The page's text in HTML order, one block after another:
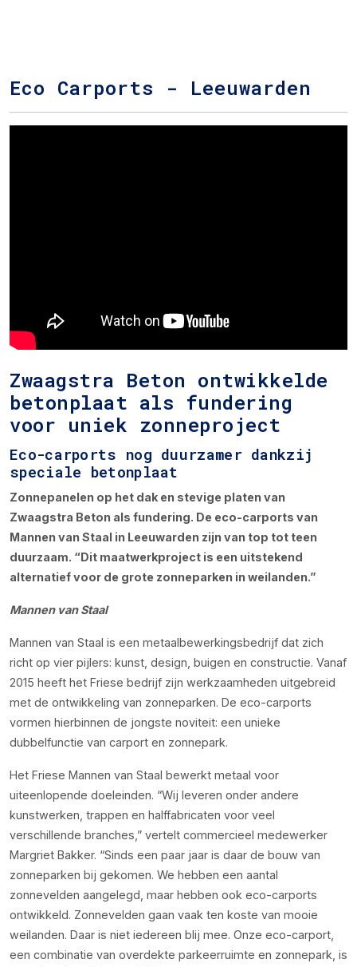
Eco Carports - Leeuwarden
Zwaagstra Beton ontwikkelde
betonplaat als fundering
voor uniek zonneproject
Eco-carports nog duurzamer dankzij
speciale betonplaat
Zonnepanelen op het dak en stevige platen van
Zwaagstra Beton als fundering. De eco-carports van
Mannen van Staal in Leeuwarden zijn van top tot teen
duurzaam. “Dit maatwerkproject is een uitstekend
alternatief voor de grote zonneparken in weilanden.”
Mannen van Staal
Mannen van Staal is een metaalbewerkingsbedrijf dat zich
richt op vier pijlers: kunst, design, buigen en constructie. Vanaf
2015 heeft het Friese bedrijf zijn werkzaamheden uitgebreid
met de ontwikkeling van zonneparken. De eco-carports
vormen hierbinnen de jongste noviteit: een unieke
dubbelfunctie van carport en zonnepark.
Het Friese Mannen van Staal bewerkt metaal voor
uiteenlopende doeleinden. “Wij leveren onder andere
kunstwerken, trappen en halffabricaten voor veel
verschillende branches,” vertelt commercieel medewerker
Margriet Bakker. “Sinds een paar jaar is daar de bouw van
zonneparken bij gekomen. We hebben een aantal
zonnevelden aangelegd, maar hebben ook eco-carports
ontwikkeld. Zonnevelden gaan vaak ten koste van mooie
weilanden. Daar is niet iedereen blij mee. Onze eco-carport,
een combinatie van overdekte parkeerruimte en zonnepark, is